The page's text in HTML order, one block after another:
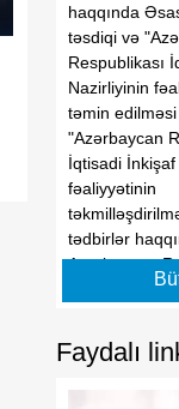
haqqında
təsdiqi və
Respublikası
Nazirliyinin
təmin
"Azərbaycan
İqtisadi
fəaliyyətinin
tədbirlər
Azərbaycan
Prezidentinin
Fərmanında
edilməsi
il 20 fevral
Faydalı